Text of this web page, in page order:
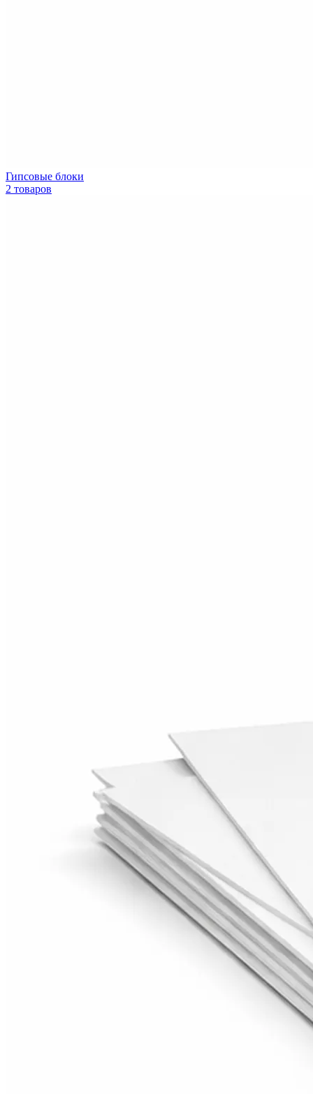
Гипсовые блоки
2 товаров